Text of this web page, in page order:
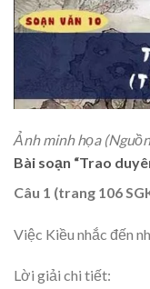
Ảnh minh họa
Bài soạn “Trao
Câu 1 (trang 106
Việc Kiều nhắc đến
Lời giải chi tiết: